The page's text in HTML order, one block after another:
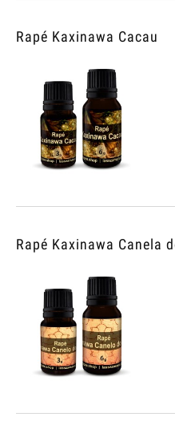
Rapé Kaxinawa Cacau
Rapé Kaxinawa Canela